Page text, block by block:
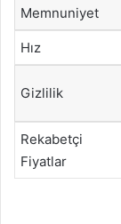
Memnuniyet
Hız
Gizlilik
Rekabetçi
Fiyatlar